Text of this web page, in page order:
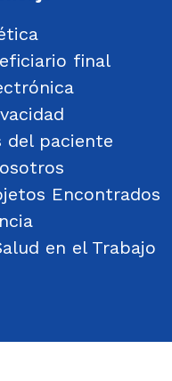
final
del paciente
Encontrados
en el Trabajo